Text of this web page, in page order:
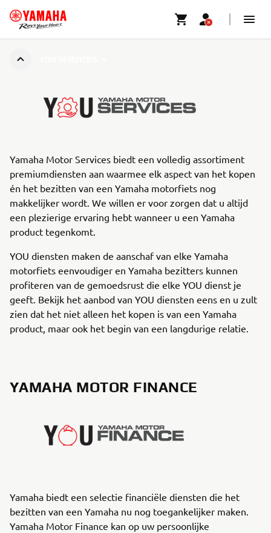
Yamaha Motor Services biedt een volledig assortiment
premiumdiensten aan waarmee elk aspect van het kopen
én het bezitten van een Yamaha motorfiets nog
makkelijker wordt. We willen er voor zorgen dat u altijd
een plezierige ervaring hebt wanneer u een Yamaha
product tegenkomt.
YOU diensten maken de aanschaf van elke Yamaha
motorfiets eenvoudiger en Yamaha bezitters kunnen
profiteren van de gemoedsrust die elke YOU dienst je
geeft. Bekijk het aanbod van YOU diensten eens en u zult
zien dat het niet alleen het kopen is van een Yamaha
product, maar ook het begin van een langdurige relatie.
YAMAHA MOTOR FINANCE
Yamaha biedt een selectie financiële diensten die het
bezitten van een Yamaha nu nog toegankelijker maken.
Yamaha Motor Finance kan op uw persoonlijke